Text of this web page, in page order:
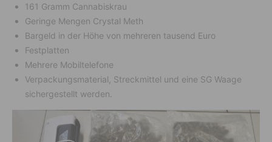
161 Gramm Cannabiskrau
Geringe Mengen Crystal Meth
Bargeld in der Höhe von mehreren tausend Euro
Festplatten
Mehrere Mobiltelefone
Verpackungsmaterial, Streckmittel und eine SG Waage
sichergestellt werden.